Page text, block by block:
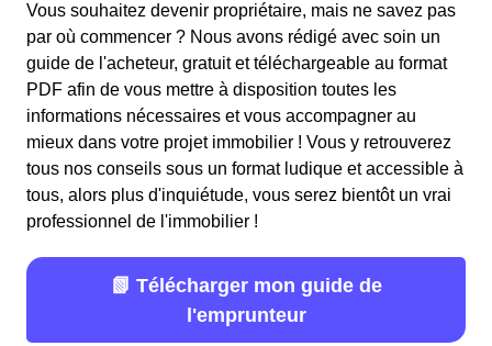
Vous souhaitez devenir propriétaire, mais ne savez pas
par où commencer ? Nous avons rédigé avec soin un
guide de l'acheteur, gratuit et téléchargeable au format
PDF afin de vous mettre à disposition toutes les
informations nécessaires et vous accompagner au
mieux dans votre projet immobilier ! Vous y retrouverez
tous nos conseils sous un format ludique et accessible à
tous, alors plus d'inquiétude, vous serez bientôt un vrai
professionnel de l'immobilier !
📗 Télécharger mon guide de
l'emprunteur